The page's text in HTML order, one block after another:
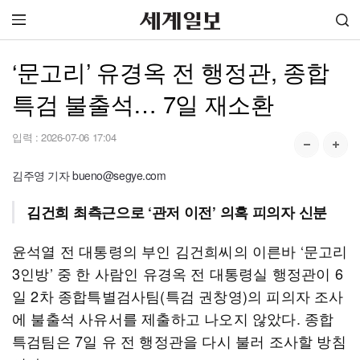
‘문고리’ 유경옥 전 행정관, 종합
특검 불출석… 7일 재소환
입력 : 2026-07-06 17:04
김주영 기자 bueno@segye.com
김건희 최측근으로 ‘관저 이전’ 의혹 피의자 신분
윤석열 전 대통령의 부인 김건희씨의 이른바 ‘문고리
3인방’ 중 한 사람인 유경옥 전 대통령실 행정관이 6
일 2차 종합특별검사팀(특검 권창영)의 피의자 조사
에 불출석 사유서를 제출하고 나오지 않았다. 종합
특검팀은 7일 유 전 행정관을 다시 불러 조사할 방침